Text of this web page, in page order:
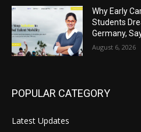
Why Early
Students
Germany,
August 6, 2026
POPULAR CATEGORY
Latest Updates